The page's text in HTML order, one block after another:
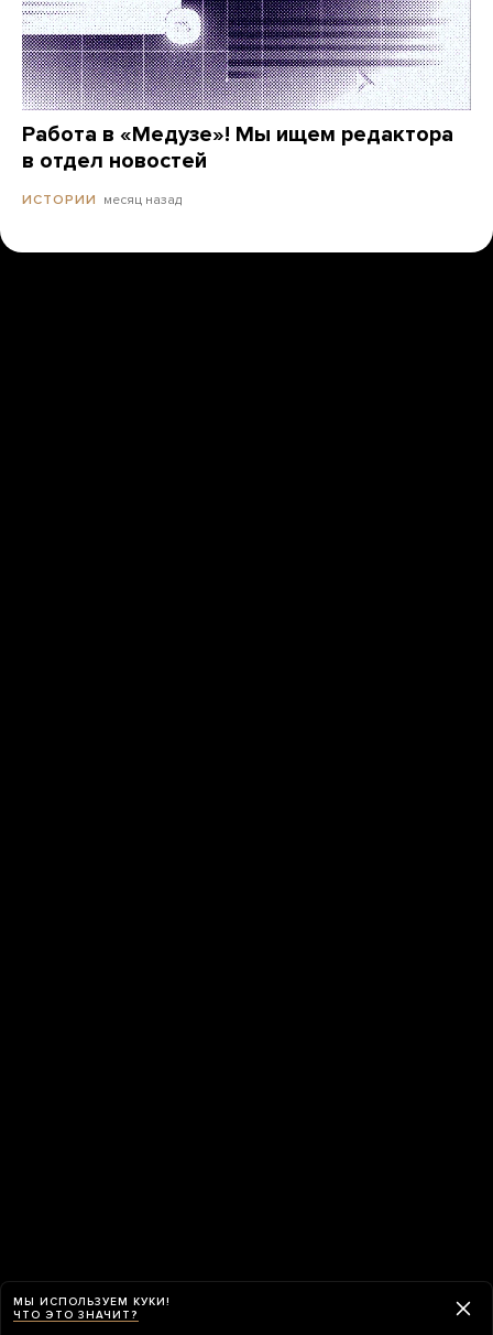
Работа в «Медузе»! Мы ищем редактора
в отдел новостей
ИСТОРИИ месяц назад
МЫ ИСПОЛЬЗУЕМ КУКИ!
ЧТО ЭТО ЗНАЧИТ?